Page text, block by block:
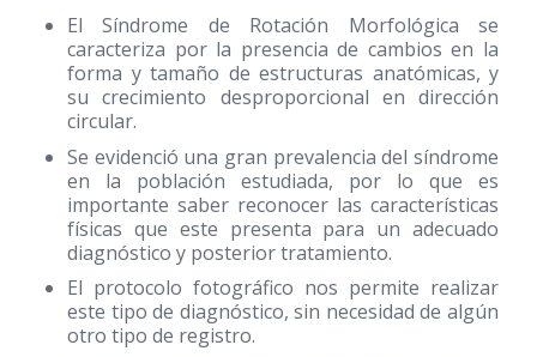
El Síndrome de Rotación Morfológica se
caracteriza por la presencia de cambios en la
forma y tamaño de estructuras anatómicas, y
su crecimiento desproporcional en dirección
circular.
Se evidenció una gran prevalencia del síndrome
en la población estudiada, por lo que es
importante saber reconocer las características
físicas que este presenta para un adecuado
diagnóstico y posterior tratamiento.
El protocolo fotográfico nos permite realizar
este tipo de diagnóstico, sin necesidad de algún
otro tipo de registro.